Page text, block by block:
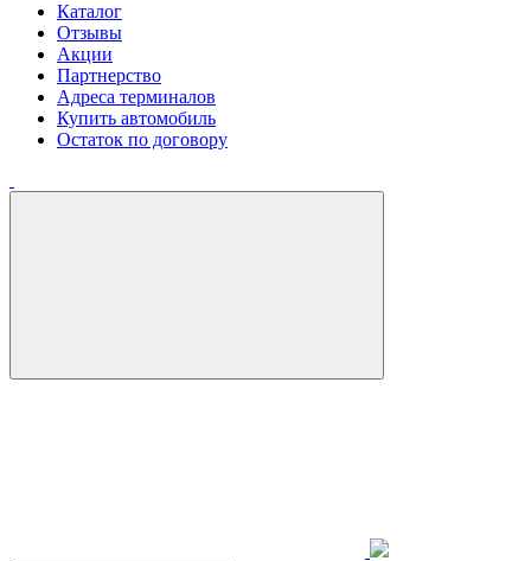
Каталог
Отзывы
Акции
Партнерство
Адреса терминалов
Купить автомобиль
Остаток по договору